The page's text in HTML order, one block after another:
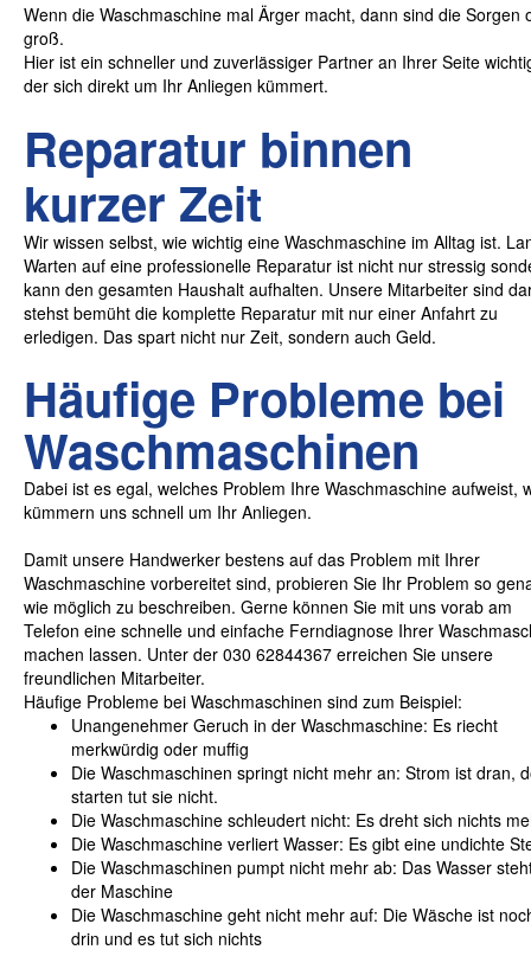
Wenn die Waschmaschine mal Ärger macht, dann sind die Sorgen
groß.
Hier ist ein schneller und zuverlässiger Partner an Ihrer Seite
der sich direkt um Ihr Anliegen kümmert.
Reparatur binnen
kurzer Zeit
Wir wissen selbst, wie wichtig eine Waschmaschine im Alltag ist.
Warten auf eine professionelle Reparatur ist nicht nur stressig
kann den gesamten Haushalt aufhalten. Unsere Mitarbeiter sind
stehst bemüht die komplette Reparatur mit nur einer Anfahrt zu
erledigen. Das spart nicht nur Zeit, sondern auch Geld.
Häufige Probleme bei
Waschmaschinen
Dabei ist es egal, welches Problem Ihre Waschmaschine aufweist,
kümmern uns schnell um Ihr Anliegen.
Damit unsere Handwerker bestens auf das Problem mit Ihrer
Waschmaschine vorbereitet sind, probieren Sie Ihr Problem so
wie möglich zu beschreiben. Gerne können Sie mit uns vorab am
Telefon eine schnelle und einfache Ferndiagnose Ihrer
machen lassen. Unter der 030 62844367 erreichen Sie unsere
freundlichen Mitarbeiter.
Häufige Probleme bei Waschmaschinen sind zum Beispiel:
Unangenehmer Geruch in der Waschmaschine: Es riecht
merkwürdig oder muffig
Die Waschmaschinen springt nicht mehr an: Strom ist dran,
starten tut sie nicht.
Die Waschmaschine schleudert nicht: Es dreht sich nichts
Die Waschmaschine verliert Wasser: Es gibt eine undichte
Die Waschmaschinen pumpt nicht mehr ab: Das Wasser
der Maschine
Die Waschmaschine geht nicht mehr auf: Die Wäsche ist
drin und es tut sich nichts